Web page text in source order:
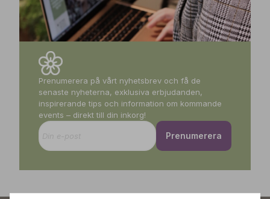
Prenumerera på vårt nyhetsbrev och få de
senaste nyheterna, exklusiva erbjudanden,
inspirerande tips och information om kommande
events – direkt till din inkorg!
Prenumerera